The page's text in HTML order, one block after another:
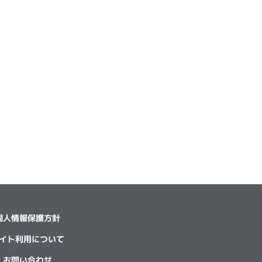
人情報保護方針
ト利用について
お問い合わせ